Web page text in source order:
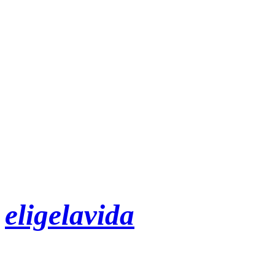
eligelavida